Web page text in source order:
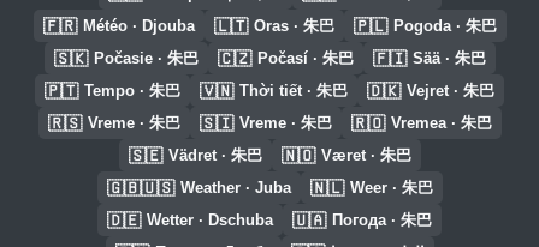
🇫🇷 Météo · Djouba 🇱🇹 Oras · 朱巴 🇵🇱 Pogoda · 朱巴
🇸🇰 Počasie · 朱巴 🇨🇿 Počasí · 朱巴 🇫🇮 Sää · 朱巴
🇵🇹 Tempo · 朱巴 🇻🇳 Thời tiết · 朱巴 🇩🇰 Vejret · 朱巴
🇷🇸 Vreme · 朱巴 🇸🇮 Vreme · 朱巴 🇷🇴 Vremea · 朱巴
🇸🇪 Vädret · 朱巴 🇳🇴 Været · 朱巴
🇬🇧🇺🇸 Weather · Juba 🇳🇱 Weer · 朱巴
🇩🇪 Wetter · Dschuba 🇺🇦 Погода · 朱巴